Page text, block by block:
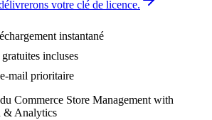
votre clé de licence.
instantané
incluses
mail prioritaire
Commerce Store Management with
& Analytics